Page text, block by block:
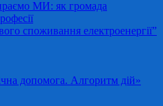
МИ: як громада
споживання електроенергії”
допомога. Алгоритм дій»